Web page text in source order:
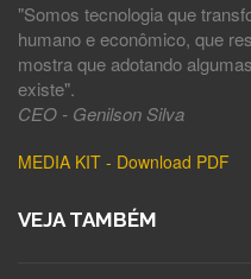
"Somos tecnologia que
humano e econômico, que
mostra que adotando
existe".
CEO - Genilson Silva
MEDIA KIT - Download PDF
VEJA TAMBÉM